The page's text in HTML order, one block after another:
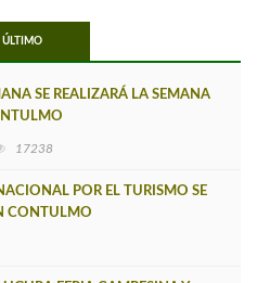
ÚLTIMO
SE REALIZARÁ LA SEMANA
17238
POR EL TURISMO SE
CONTULMO